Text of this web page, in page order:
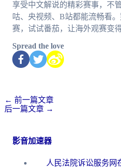
享受中文解说的精彩赛事，不
咕、央视频、B站都能流畅看
赛，试试番茄，让海外观赛变
Spread the love
← 前一篇文章
后一篇文章 →
影音加速器